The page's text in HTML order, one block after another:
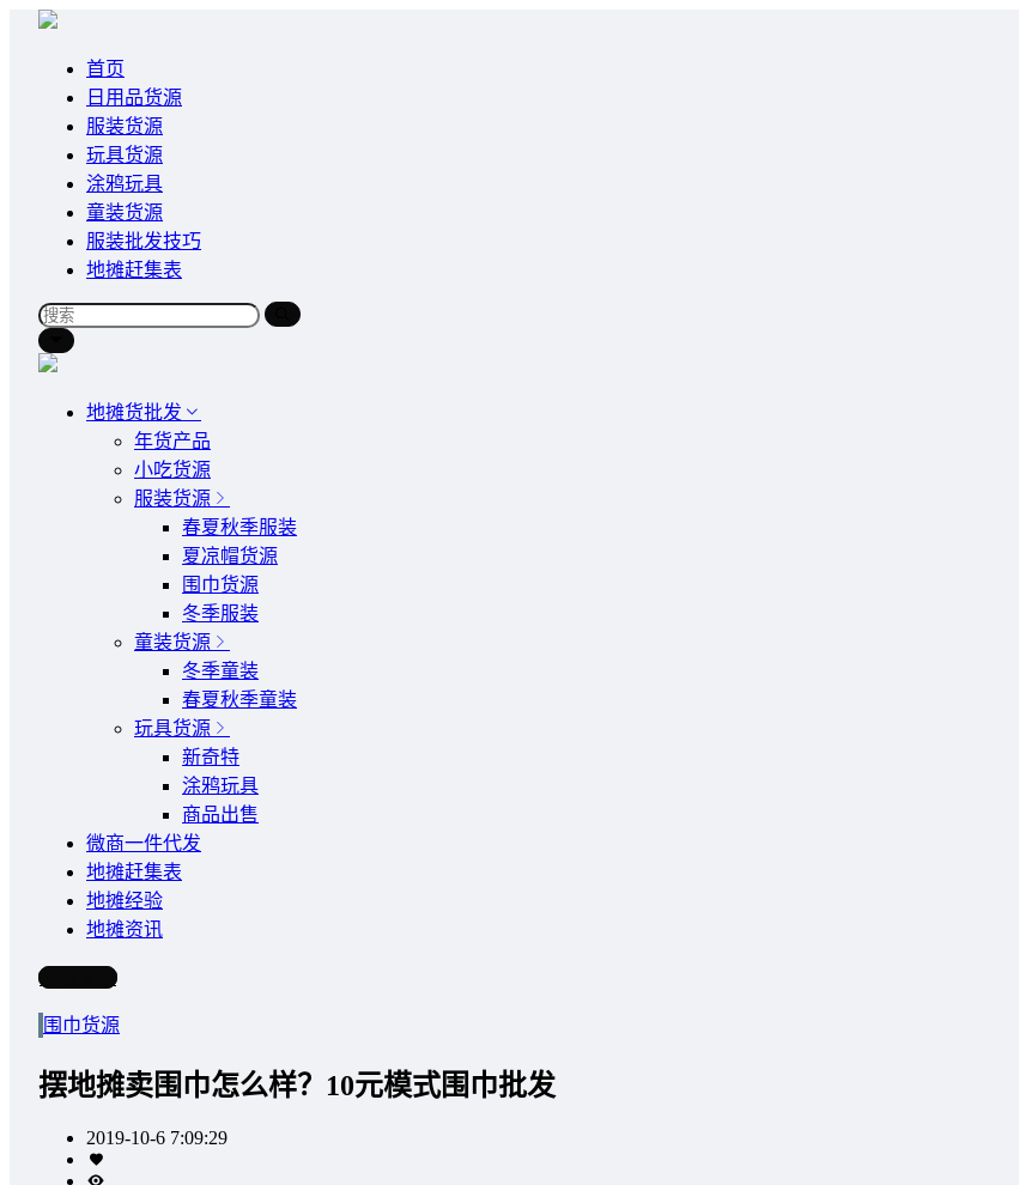
首页
日用品货源
服装货源
玩具货源
涂鸦玩具
童装货源
服装批发技巧
地摊赶集表
地摊货批发
年货产品
小吃货源
服装货源
春夏秋季服装
夏凉帽货源
围巾货源
冬季服装
童装货源
冬季童装
春夏秋季童装
玩具货源
新奇特
涂鸦玩具
商品出售
微商一件代发
地摊赶集表
地摊经验
地摊资讯
写文章
围巾货源
摆地摊卖围巾怎么样？10元模式围巾批发
2019-10-6 7:09:29